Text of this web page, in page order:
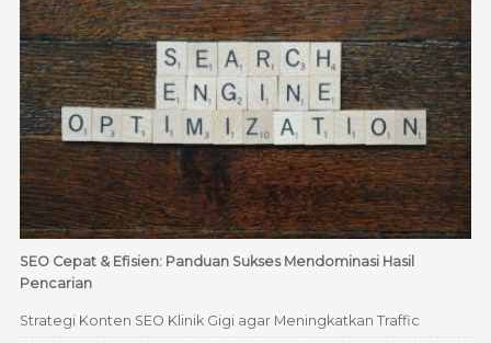
SEO Cepat & Efisien: Panduan Sukses Mendominasi Hasil
Pencarian
Strategi Konten SEO Klinik Gigi agar Meningkatkan Traffic